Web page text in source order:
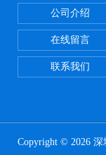
公司介绍
在线留言
联系我们
Copyright © 2026